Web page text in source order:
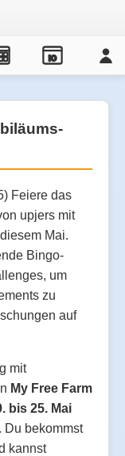
IO
Feiere das
upjers mit
Mai.
Bingo-
um
zu
auf
mit
My Free Farm
bis 25. Mai
Du bekommst
kannst